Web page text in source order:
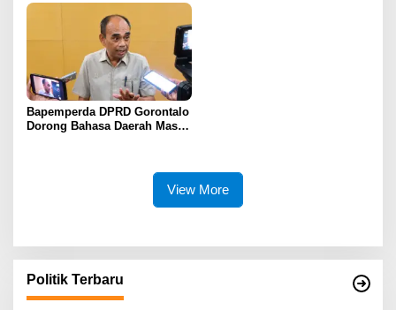
Bapemperda DPRD Gorontalo
Dorong Bahasa Daerah Masuk
View More
Politik Terbaru